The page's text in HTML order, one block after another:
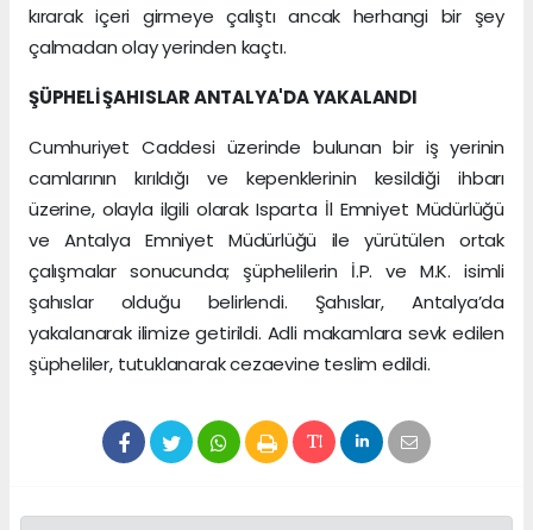
kırarak içeri girmeye çalıştı ancak herhangi bir şey
çalmadan olay yerinden kaçtı.
ŞÜPHELİ ŞAHISLAR ANTALYA'DA YAKALANDI
Cumhuriyet Caddesi üzerinde bulunan bir iş yerinin
camlarının kırıldığı ve kepenklerinin kesildiği ihbarı
üzerine, olayla ilgili olarak Isparta İl Emniyet Müdürlüğü
ve Antalya Emniyet Müdürlüğü ile yürütülen ortak
çalışmalar sonucunda; şüphelilerin İ.P. ve M.K. isimli
şahıslar olduğu belirlendi. Şahıslar, Antalya’da
yakalanarak ilimize getirildi. Adli makamlara sevk edilen
şüpheliler, tutuklanarak cezaevine teslim edildi.